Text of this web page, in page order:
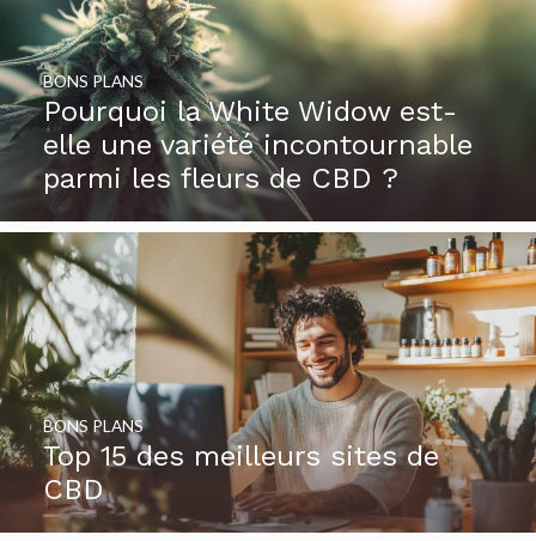
Pourquoi la White Widow est-
elle une variété incontournable
parmi les fleurs de CBD ?
BONS PLANS
Top 15 des meilleurs sites de
CBD
BONS PLANS